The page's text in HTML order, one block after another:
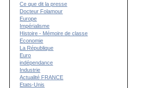
Ce que dit la presse
Docteur Folamour
Europe
Impérialisme
Histoire - Mémoire de classe
Economie
La République
Euro
indépendance
Industrie
Actualité FRANCE
Etats-Unis